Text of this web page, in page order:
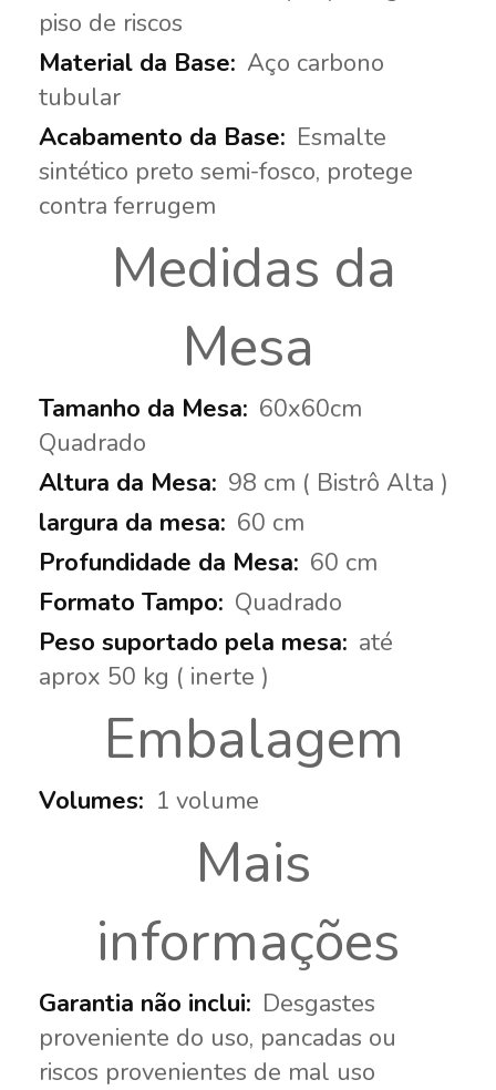
piso de riscos
Aço carbono
tubular
Esmalte
sintético preto semi-fosco, protege
contra ferrugem
Medidas da
Mesa
60x60cm
Quadrado
98 cm ( Bistrô Alta )
60 cm
60 cm
Quadrado
até
aprox 50 kg ( inerte )
Embalagem
1 volume
Mais
informações
Desgastes
proveniente do uso, pancadas ou
riscos provenientes de mal uso